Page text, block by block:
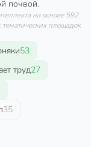
металл.
почвой.
на основе 592
площадок
53
труд27
35